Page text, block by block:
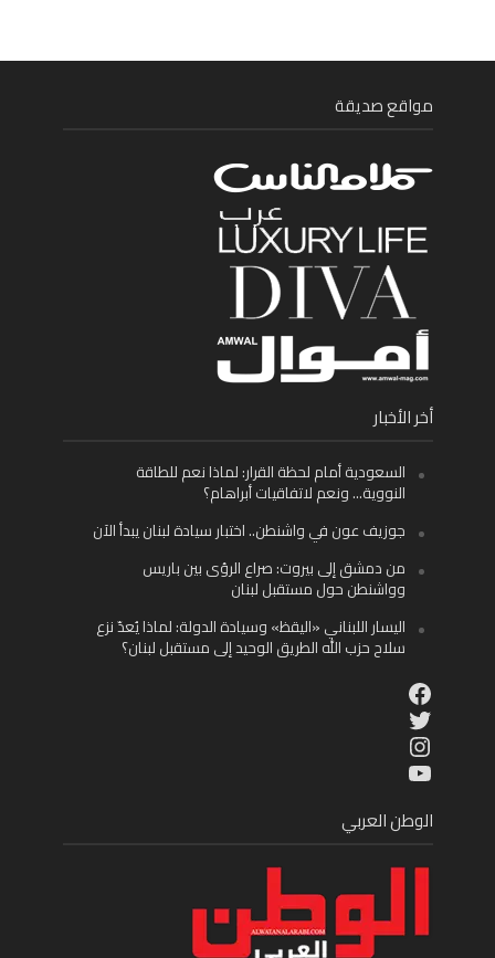
مواقع صديقة
أخر الأخبار
السعودية أمام لحظة القرار: لماذا نعم للطاقة
النووية… ونعم لاتفاقيات أبراهام؟
جوزيف عون في واشنطن.. اختبار سيادة لبنان يبدأ الآن
من دمشق إلى بيروت: صراع الرؤى بين باريس
وواشنطن حول مستقبل لبنان
اليسار اللبناني «اليقظ» وسيادة الدولة: لماذا يُعدّ نزع
سلاح حزب الله الطريق الوحيد إلى مستقبل لبنان؟
Facebook
Twitter
Instagram
YouTube
الوطن العربي